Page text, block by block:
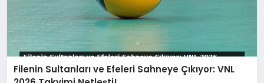
Filenin Sultanları ve Efeleri Sahneye Çıkıyor: VNL